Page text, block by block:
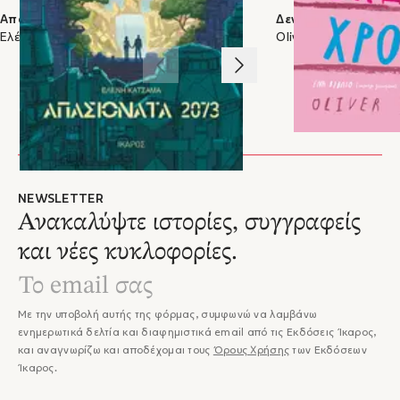
Απασιονάτα 2073
Ελένη Κατσαμά
Δεν έχω χρόνο
Oliver Jeffers
1/3
NEWSLETTER
Ανακαλύψτε ιστορίες, συγγραφείς
και νέες κυκλοφορίες.
Με την υποβολή αυτής της φόρμας, συμφωνώ να λαμβάνω
ενημερωτικά δελτία και διαφημιστικά email από τις Εκδόσεις Ίκαρος,
και αναγνωρίζω και αποδέχομαι τους Όρους Χρήσης των Εκδόσεων
Ίκαρος.